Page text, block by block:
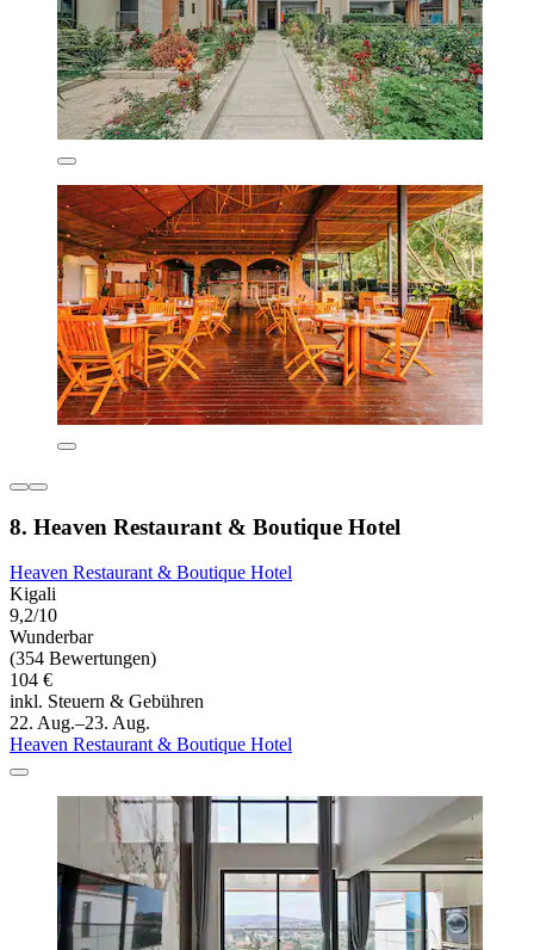
8. Heaven Restaurant & Boutique Hotel
Heaven Restaurant & Boutique Hotel
Kigali
9,2/10
Wunderbar
(354 Bewertungen)
104 €
inkl. Steuern & Gebühren
22. Aug.–23. Aug.
Heaven Restaurant & Boutique Hotel